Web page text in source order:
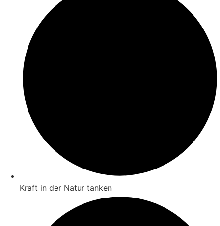
Kraft in der Natur tanken